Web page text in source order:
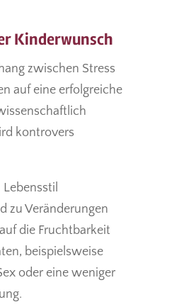
Kinderwunsch
zwischen Stress
auf eine erfolgreiche
kontrovers
Lebensstil
zu Veränderungen
die Fruchtbarkeit
beispielsweise
oder eine weniger